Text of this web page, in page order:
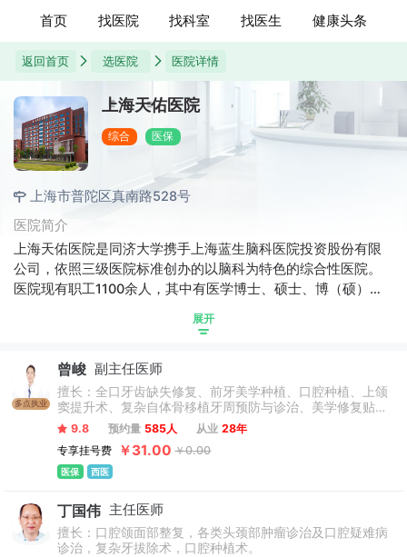
首页 找医院 找科室 找医生 健康头条
返回首页 选医院 医院详情
上海天佑医院
综合 医保
上海市普陀区真南路528号
医院简介
上海天佑医院是同济大学携手上海蓝生脑科医院投资股份有限
公司，依照三级医院标准创办的以脑科为特色的综合性医院。
医院现有职工1100余人，其中有医学博士、硕士、博（硕）士
照“155”学科规划，建设并不断发展一个中心，即以神经科学为
瘤为后续发展，以预防、急救、诊治、促醒、康复为手段，
内、外、辅诊科室为配套的多学科联合神经诊治中心。
展开
多点执业
曾峻 副主任医师
擅长：全口牙齿缺失修复、前牙美学种植、口腔种植、上颌
窦提升术、复杂自体骨移植牙周预防与诊治、美学修复贴
面、冠修复，牙体牙髓，活动义齿功能恢复等。
9.8 预约量 585人 从业 28年
专享挂号费
￥31.00 ￥0.00
医保 西医
丁国伟 主任医师
擅长：口腔颌面部整复，各类头颈部肿瘤诊治及口腔疑难病
诊治，复杂牙拔除术，口腔种植术。